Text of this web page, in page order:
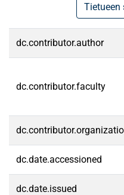
Tietueen
dc.contributor.author
dc.contributor.faculty
dc.date.accessioned
dc.date.issued